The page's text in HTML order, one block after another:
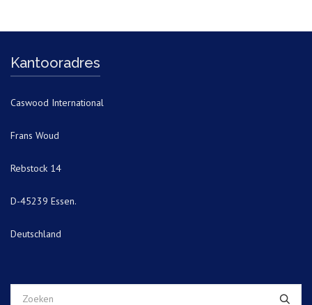
Kantooradres
Caswood International
Frans Woud
Rebstock 14
D-45239 Essen.
Deutschland